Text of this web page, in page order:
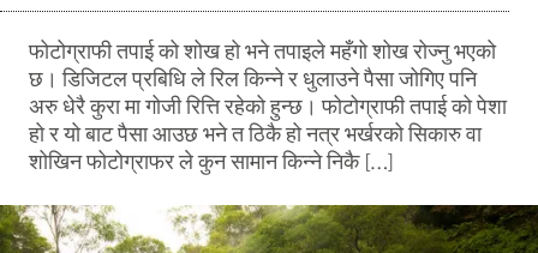
फोटोग्राफी तपाई को शोख हो भने तपाइले महँगो शोख रोज्नु भएको
छ। डिजिटल प्रबिधि ले रिल किन्ने र धुलाउने पैसा जोगिए पनि
अरु धेरै कुरा मा गोजी रित्ति रहेको हुन्छ। फोटोग्राफी तपाई को पेशा
हो र यो बाट पैसा आउछ भने त ठिकै हो नत्र भर्खरको सिकारु वा
शोखिन फोटोग्राफर ले कुन सामान किन्ने निकै […]